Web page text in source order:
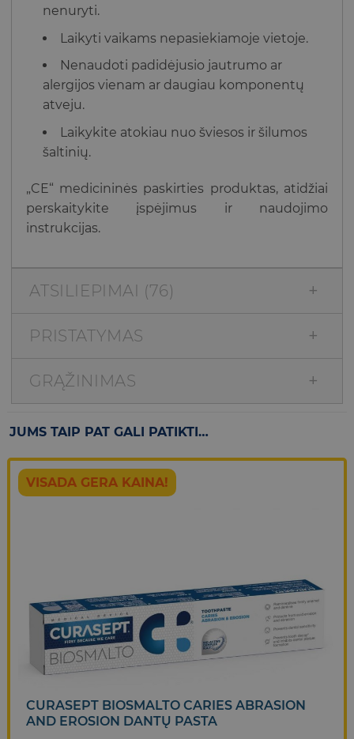
nenuryti.
Laikyti vaikams nepasiekiamoje vietoje.
Nenaudoti padidėjusio jautrumo ar
alergijos vienam ar daugiau komponentų
atveju.
Laikykite atokiau nuo šviesos ir šilumos
šaltinių.
„CE“ medicininės paskirties produktas, atidžiai
perskaitykite įspėjimus ir naudojimo
instrukcijas.
ATSILIEPIMAI (76)
PRISTATYMAS
GRĄŽINIMAS
JUMS TAIP PAT GALI PATIKTI…
VISADA GERA KAINA!
CURASEPT BIOSMALTO CARIES ABRASION
AND EROSION DANTŲ PASTA